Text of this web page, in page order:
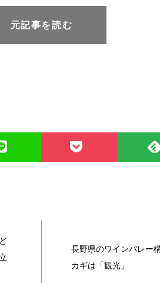
元記事を読む
長野県のワインバレー
カギは「観光」